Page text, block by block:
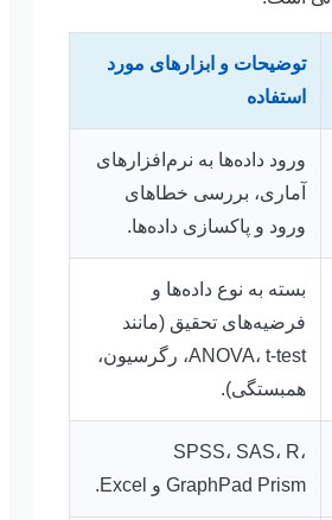
توضیحات و ابزارهای مورد
استفاده
ورود داده‌ها به نرم‌افزارهای
آماری، بررسی خطاهای
ورود و پاکسازی داده‌ها.
بسته به نوع داده‌ها و
فرضیه‌های تحقیق (مانند
ANOVA، t-test، رگرسیون،
همبستگی).
SPSS، SAS، R،
GraphPad Prism و Excel.